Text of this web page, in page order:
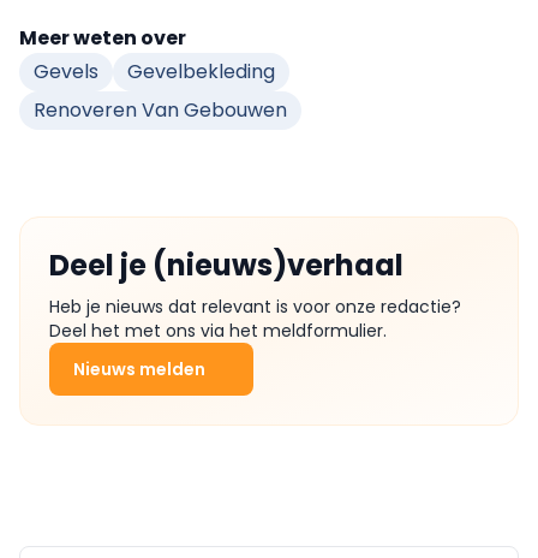
Meer weten over
Gevels
Gevelbekleding
Renoveren Van Gebouwen
Deel je (nieuws)verhaal
Heb je nieuws dat relevant is voor onze redactie?
Deel het met ons via het meldformulier.
Nieuws melden